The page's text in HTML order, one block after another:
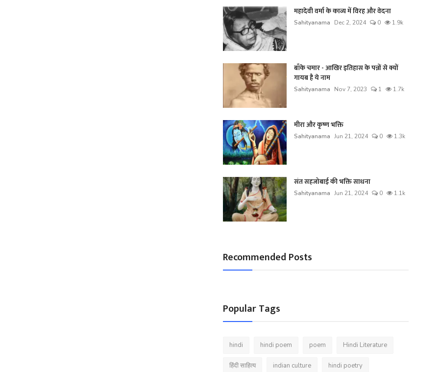
महादेवी वर्मा के काव्य में विरह और वेदना
Sahityanama Dec 2, 2024 0 1.9k
बाँके चमार - आखिर इतिहास के पन्नों से क्यों
गायब है ये नाम
Sahityanama Nov 7, 2023 1 1.7k
मीरा और कृष्ण भक्ति
Sahityanama Jun 21, 2024 0 1.3k
संत सहजोबाई की भक्ति साधना
Sahityanama Jun 21, 2024 0 1.1k
Recommended Posts
Popular Tags
hindi hindi poem poem Hindi Literature
हिंदी साहित्य indian culture hindi poetry